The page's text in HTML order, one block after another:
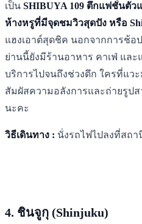
เป็น SHIBUYA 109 ตึกแฟชั่นตัวแ
ห้างหรูที่มีจุดชมวิวสุดปัง หรือ
แฮงเอาต์สุดชิค นอกจากการช้อ
ย่านนี้ยังมีร้านอาหาร คาเฟ่ แล
บริการไปจนถึงช่วงดึก ใครที่แว
สัมผัสความอลังการและถ่ายรูป
นะคะ
วิธีเดินทาง : นั่งรถไฟไปลงที่สถา
4. ชินจูกุ (Shinjuku)